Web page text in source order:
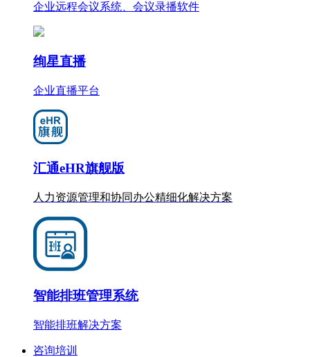
企业远程会议系统、会议录播软件
绚星直播
企业直播平台
汇通eHR旗舰版
人力资源管理和协同办公精细化解决方案
智能排班管理系统
智能排班解决方案
咨询培训